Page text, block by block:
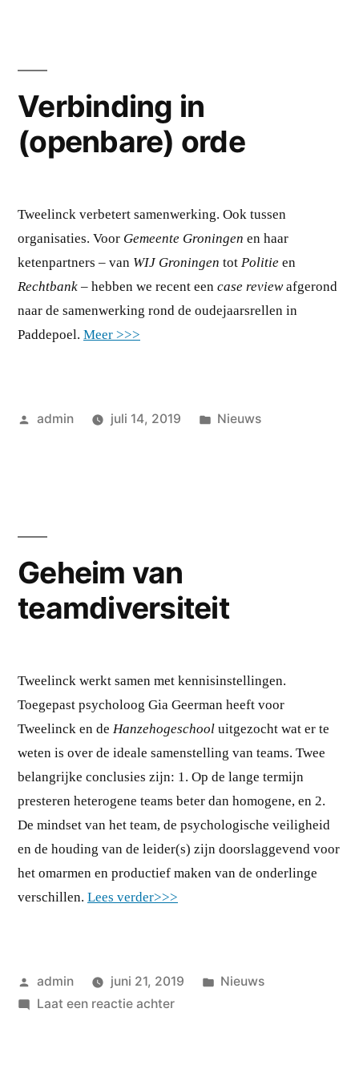
Verbinding in
(openbare) orde
Tweelinck verbetert samenwerking. Ook tussen
organisaties. Voor Gemeente Groningen en haar
ketenpartners – van WIJ Groningen totPolitieen
Rechtbank– hebben we recent eencase reviewafgerond
naar de samenwerking rond de oudejaarsrellen in
Paddepoel. Meer >>>
Geplaatst
admin juli 14, 2019
Geplaatst
Nieuws
Geheim van
teamdiversiteit
Tweelinck werkt samen met kennisinstellingen.
Toegepast psycholoog Gia Geerman heeft voor
Tweelinck en de Hanzehogeschooluitgezocht wat er te
weten is over de ideale samenstelling van teams. Twee
belangrijke conclusies zijn: 1. Op de lange termijn
presteren heterogene teams beter dan homogene, en 2.
De mindset van het team, de psychologische veiligheid
en de houding van de leider(s) zijn doorslaggevend voor
het omarmen en productief maken van de onderlinge
verschillen. Lees verder>>>
Geplaatst
door
admin juni 21, 2019
Geplaatst
Nieuws
Laat een reactie achterop